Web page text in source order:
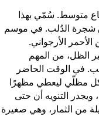
متوسط. سُمّي بهذا
شجرة الدُلب. في موسم
الأرجواني.
الظل، من المهم
في الوقت الحاضر
مظلّي ليعطي مظهرًا
التنويه أن حتى
من الثمار، وهي صغيرة